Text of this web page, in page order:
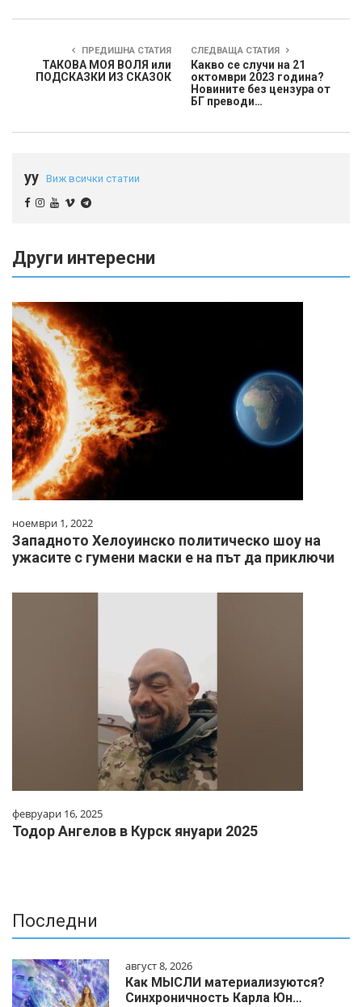
ПРЕДИШНА СТАТИЯ
ТАКОВА МОЯ ВОЛЯ или
ПОДСКАЗКИ ИЗ СКАЗОК
СЛЕДВАЩА СТАТИЯ
Какво се случи на 21
октомври 2023 година?
Новините без цензура от
БГ преводи…
yy Виж всички статии
Други интересни
ноември 1, 2022
Западното Хелоуинско политическо шоу на
ужасите с гумени маски е на път да приключи
февруари 16, 2025
Тодор Ангелов в Курск януари 2025
Последни
август 8, 2026
Как МЫСЛИ материализуются?
Синхроничность Карла Юн…